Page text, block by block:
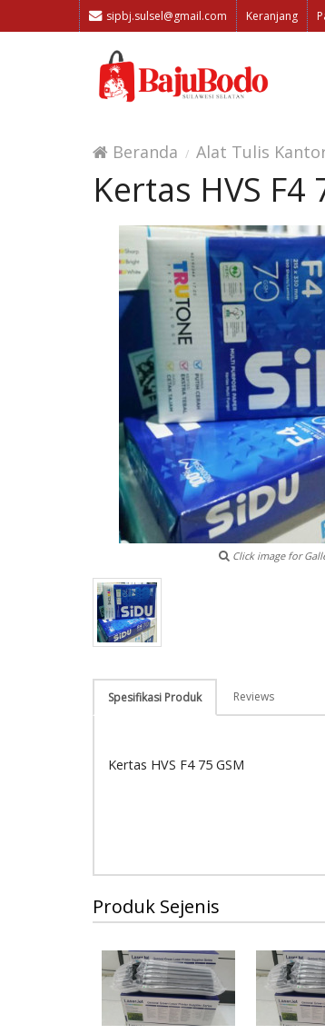
sipbj.sulsel@gmail.com Keranjang
Beranda Alat Tulis
Kertas HVS F4
Click image for
Spesifikasi Produk Reviews
Kertas HVS F4 75 GSM
Produk Sejenis